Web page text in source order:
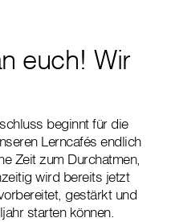
euch! Wir
beginnt für die
Lerncafés endlich
Zeit zum Durchatmen,
wird bereits jetzt
gestärkt und
starten können.